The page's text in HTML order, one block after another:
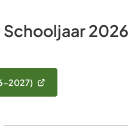
Schooljaar
2027)